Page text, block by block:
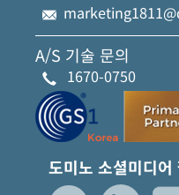
A/S 기술 문의
1670-0750
도미노 소셜미디어